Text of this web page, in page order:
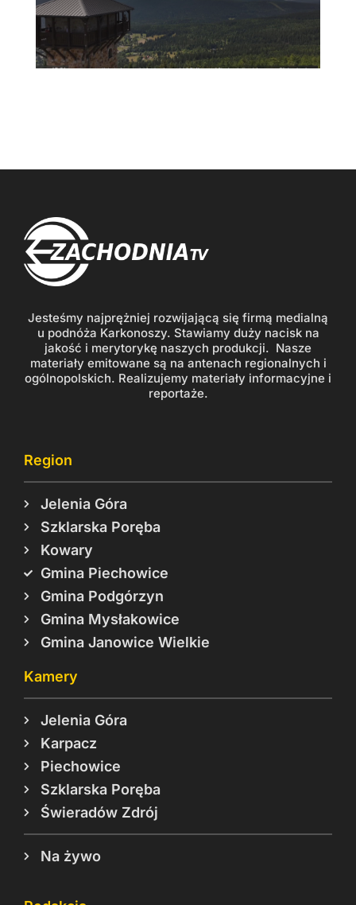
Jesteśmy najprężniej rozwijającą się firmą medialną
u podnóża Karkonoszy. Stawiamy duży nacisk na
jakość i merytorykę naszych produkcji. Nasze
materiały emitowane są na antenach regionalnych i
ogólnopolskich. Realizujemy materiały informacyjne i
reportaże.
Region
Jelenia Góra
Szklarska Poręba
Kowary
Gmina Piechowice
Gmina Podgórzyn
Gmina Mysłakowice
Gmina Janowice Wielkie
Kamery
Jelenia Góra
Karpacz
Piechowice
Szklarska Poręba
Świeradów Zdrój
Na żywo